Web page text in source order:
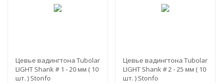
Цевье вадингтона Tubolar
LIGHT Shank # 1 - 20 мм ( 10
шт. ) Stonfo
Цевье вадингтона Tubolar
LIGHT Shank # 2 - 25 мм ( 10
шт. ) Stonfo